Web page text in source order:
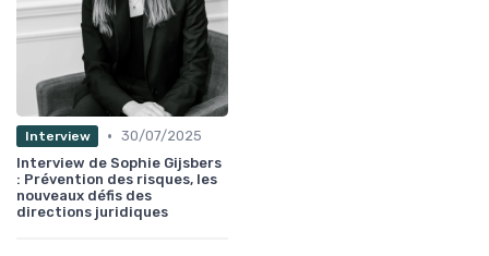
Interview • 30/07/2025
Interview de Sophie Gijsbers
: Prévention des risques, les
nouveaux défis des
directions juridiques